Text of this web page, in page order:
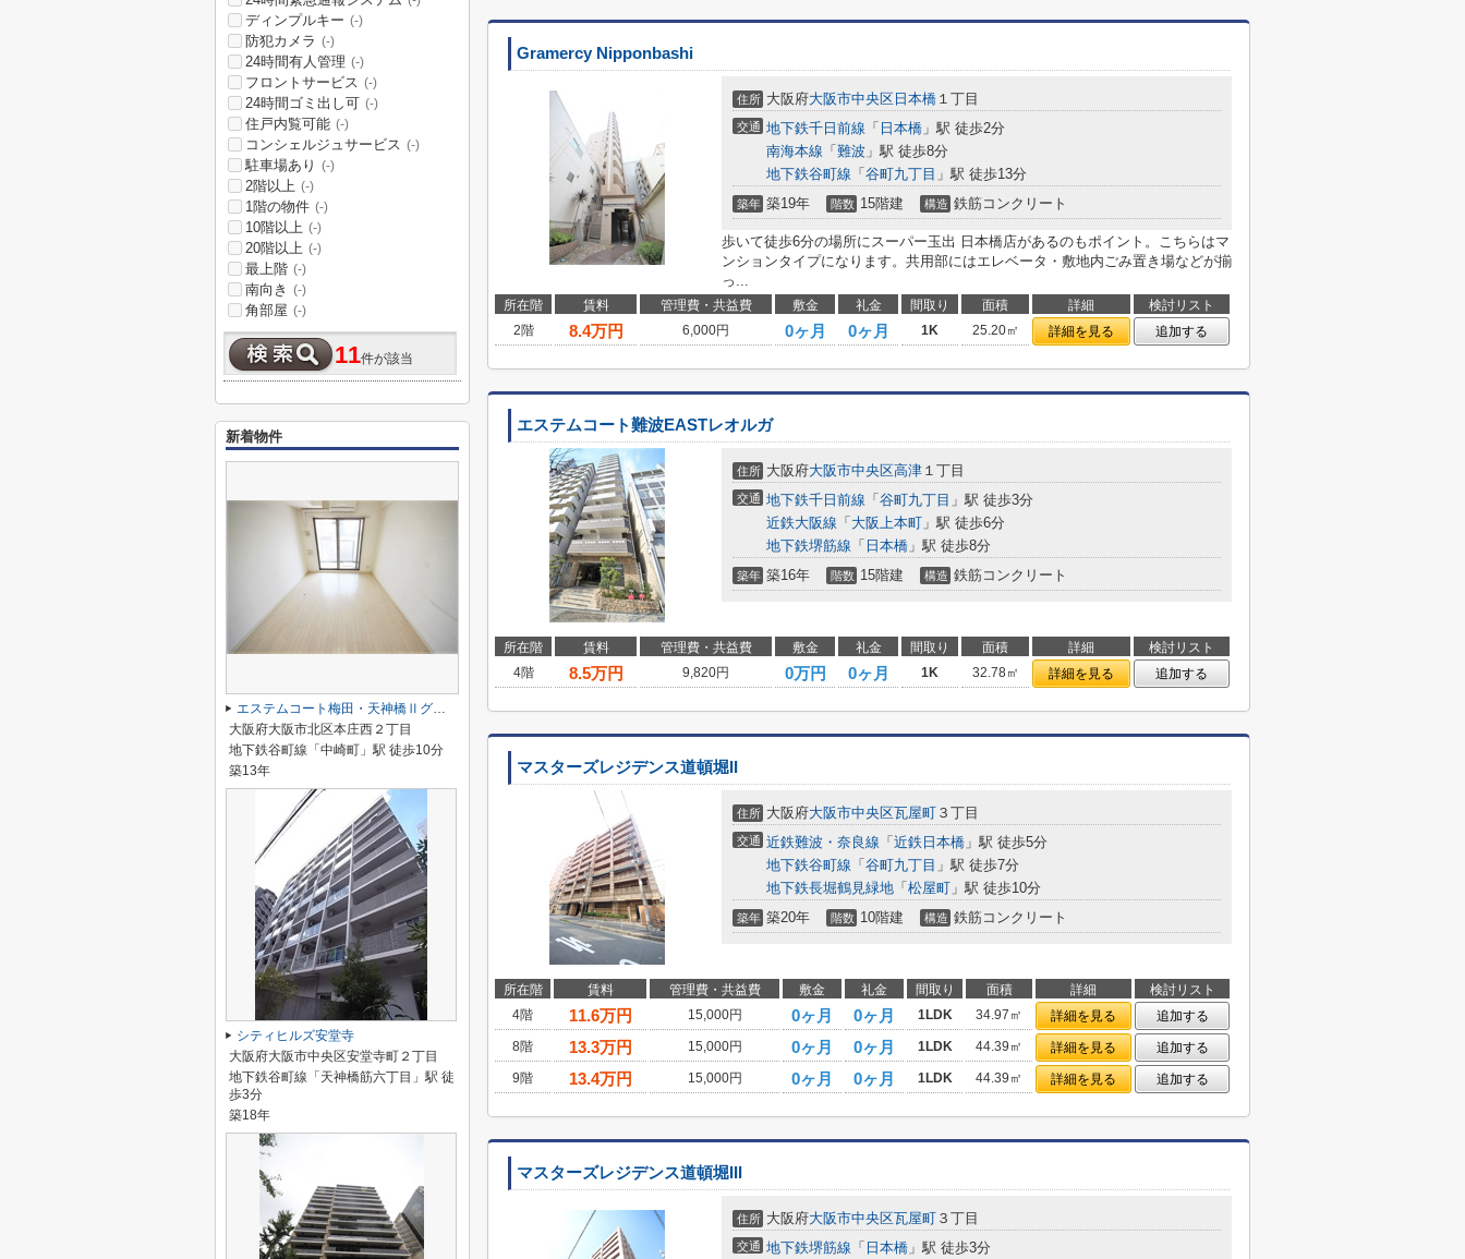
Gramercy Nipponbashi
住所 大阪府大阪市中央区 日本橋 １丁目
交通 地下鉄千日前線 「 日本橋 」駅 徒歩2分
南海本線 「 難波 」駅 徒歩8分
地下鉄谷町線 「 谷町九丁目 」駅 徒歩13分
築年 築19年 階数 15階建 構造 鉄筋コンクリート
歩いて徒歩6分の場所にスーパー玉出 日本橋店があるのもポイント。こちらはマ
ンションタイプになります。共用部にはエレベータ・敷地内ごみ置き場などが揃
っ...
所在階 賃料 管理費・共益費 敷金 礼金 間取り 面積 詳細
検討リスト
2階
8.4万円 6,000円 0ヶ月 0ヶ月 1K 25.20㎡ 詳細を見る 追加する
エステムコート難波EASTレオルガ
住所 大阪府大阪市中央区高津 １丁目
交通 地下鉄千日前線 「 谷町九丁目 」駅 徒歩3分
近鉄大阪線 「 大阪上本町 」駅 徒歩6分
地下鉄堺筋線 「 日本橋 」駅 徒歩8分
築年 築16年 階数 15階建 構造 鉄筋コンクリート
所在階 賃料 管理費・共益費 敷金 礼金 間取り 面積 詳細
検討リスト
4階
8.5万円 9,820円 0万円 0ヶ月 1K 32.78㎡ 詳細を見る 追加する
マスターズレジデンス道頓堀II
住所 大阪府大阪市中央区瓦屋町 ３丁目
交通 近鉄難波・奈良線 「 近鉄日本橋 」駅 徒歩5分
地下鉄谷町線 「 谷町九丁目 」駅 徒歩7分
地下鉄長堀鶴見緑地 「 松屋町 」駅 徒歩10分
築年 築20年 階数 10階建 構造 鉄筋コンクリート
所在階 賃料 管理費・共益費 敷金 礼金 間取り 面積 詳細
検討リスト
4階
11.6万円 15,000円 0ヶ月 0ヶ月 1LDK 34.97㎡ 詳細を見る
追加する
8階
13.3万円 15,000円 0ヶ月 0ヶ月 1LDK 44.39㎡ 詳細を見る
追加する
9階
13.4万円 15,000円 0ヶ月 0ヶ月 1LDK 44.39㎡ 詳細を見る 追加する
マスターズレジデンス道頓堀III
住所 大阪府大阪市中央区瓦屋町 ３丁目
交通 地下鉄堺筋線 「 日本橋 」駅 徒歩3分
ディンプルキー (-)
防犯カメラ (-)
24時間有人管理 (-)
フロントサービス (-)
24時間ゴミ出し可 (-)
住戸内覧可能 (-)
コンシェルジュサービス (-)
駐車場あり (-)
2階以上 (-)
1階の物件 (-)
10階以上 (-)
20階以上 (-)
最上階 (-)
南向き (-)
角部屋 (-)
11件が該当
新着物件
エステムコート梅田・天神橋Ⅱグラシオ
大阪府大阪市北区本庄西２丁目
地下鉄谷町線「中崎町」駅 徒歩10分
築13年
シティヒルズ安堂寺
大阪府大阪市中央区安堂寺町２丁目
地下鉄谷町線「天神橋筋六丁目」駅 徒
歩3分
築18年